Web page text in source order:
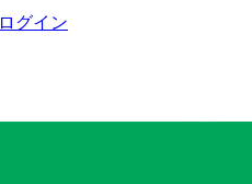
ログイン